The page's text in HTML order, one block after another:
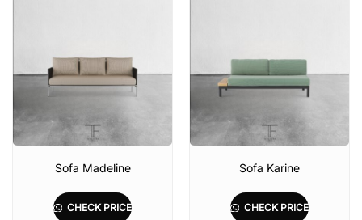
Sofa Madeline
CHECK PRICE
Sofa Karine
CHECK PRICE